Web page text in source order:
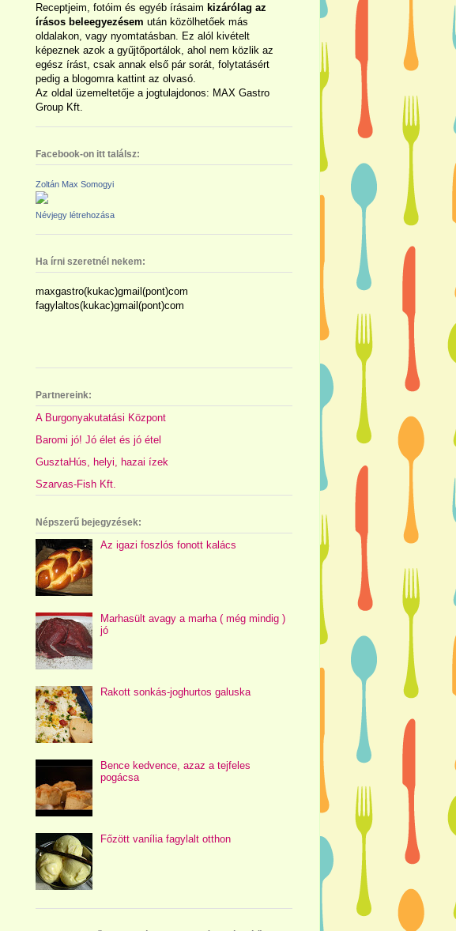
Receptjeim, fotóim és egyéb írásaim kizárólag az
írásos beleegyezésem után közölhetőek más
oldalakon, vagy nyomtatásban. Ez alól kivételt
képeznek azok a gyűjtőportálok, ahol nem közlik az
egész írást, csak annak első pár sorát, folytatásért
pedig a blogomra kattint az olvasó.
Az oldal üzemeltetője a jogtulajdonos: MAX Gastro
Group Kft.
Facebook-on itt találsz:
Zoltán Max Somogyi
Névjegy létrehozása
Ha írni szeretnél nekem:
maxgastro(kukac)gmail(pont)com
fagylaltos(kukac)gmail(pont)com
Partnereink:
A Burgonyakutatási Központ
Baromi jó! Jó élet és jó étel
GusztaHús, helyi, hazai ízek
Szarvas-Fish Kft.
Népszerű bejegyzések:
Az igazi foszlós fonott kalács
Marhasült avagy a marha ( még mindig )
jó
Rakott sonkás-joghurtos galuska
Bence kedvence, azaz a tejfeles
pogácsa
Főzött vanília fagylalt otthon